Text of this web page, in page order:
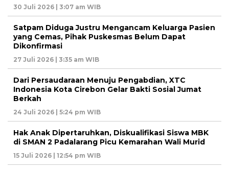
30 Juli 2026 | 3:07 am WIB
Satpam Diduga Justru Mengancam Keluarga Pasien
yang Cemas, Pihak Puskesmas Belum Dapat
Dikonfirmasi
27 Juli 2026 | 3:35 am WIB
Dari Persaudaraan Menuju Pengabdian, XTC
Indonesia Kota Cirebon Gelar Bakti Sosial Jumat
Berkah
24 Juli 2026 | 5:24 pm WIB
Hak Anak Dipertaruhkan, Diskualifikasi Siswa MBK
di SMAN 2 Padalarang Picu Kemarahan Wali Murid
15 Juli 2026 | 12:54 pm WIB